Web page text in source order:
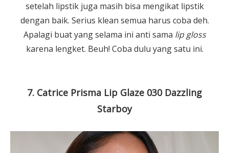
setelah lipstik juga masih bisa mengikat lipstik
dengan baik. Serius klean semua harus coba deh.
Apalagi buat yang selama ini anti sama lip gloss
karena lengket. Beuh! Coba dulu yang satu ini.
7. Catrice Prisma Lip Glaze 030 Dazzling
Starboy